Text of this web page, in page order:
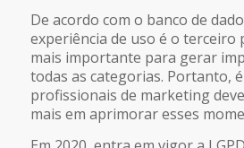
De acordo com o banco de
experiência de uso é o terceiro
mais importante para gerar
todas as categorias. Portanto,
profissionais de marketing
mais em aprimorar esses